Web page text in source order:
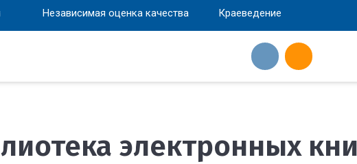
Независимая оценка качества Краеведение
электронных